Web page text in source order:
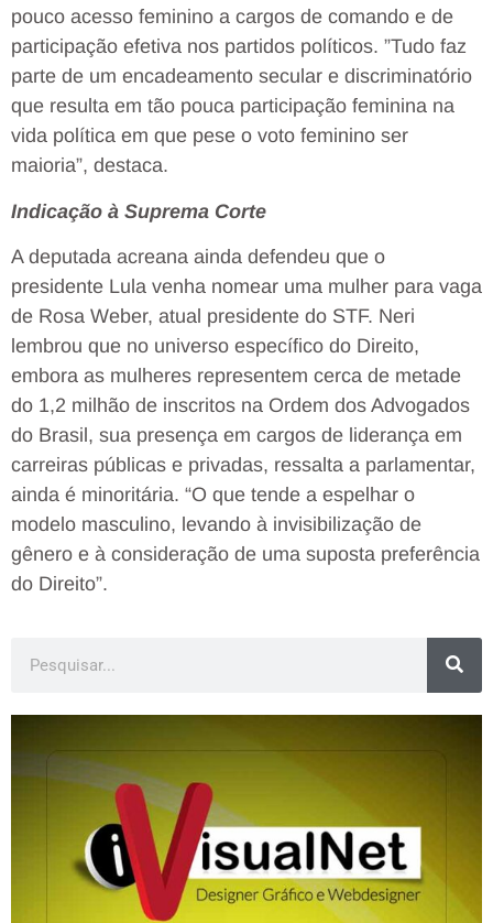
pouco acesso feminino a cargos de comando e de
participação efetiva nos partidos políticos. ”Tudo faz
parte de um encadeamento secular e discriminatório
que resulta em tão pouca participação feminina na
vida política em que pese o voto feminino ser
maioria”, destaca.
Indicação à Suprema Corte
A deputada acreana ainda defendeu que o
presidente Lula venha nomear uma mulher para vaga
de Rosa Weber, atual presidente do STF. Neri
lembrou que no universo específico do Direito,
embora as mulheres representem cerca de metade
do 1,2 milhão de inscritos na Ordem dos Advogados
do Brasil, sua presença em cargos de liderança em
carreiras públicas e privadas, ressalta a parlamentar,
ainda é minoritária. “O que tende a espelhar o
modelo masculino, levando à invisibilização de
gênero e à consideração de uma suposta preferência
do Direito”.